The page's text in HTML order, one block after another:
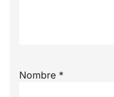
Nombre *